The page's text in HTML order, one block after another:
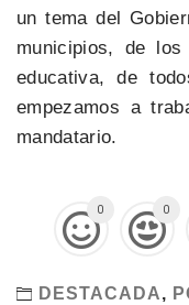
un tema del
municipios, de
educativa, de
empezamos a
mandatario.
0 0
DESTACADA,